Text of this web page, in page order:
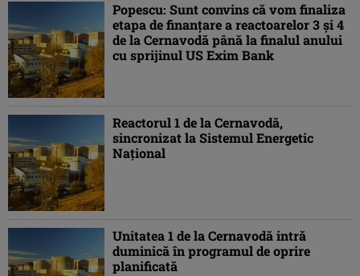
Popescu: Sunt convins că vom finaliza
etapa de finanţare a reactoarelor 3 şi 4
de la Cernavodă până la finalul anului
cu sprijinul US Exim Bank
Reactorul 1 de la Cernavodă,
sincronizat la Sistemul Energetic
Naţional
Unitatea 1 de la Cernavodă intră
duminică în programul de oprire
planificată